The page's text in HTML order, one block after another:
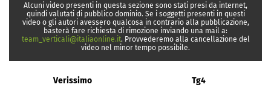
Alcuni video presenti in questa sezione sono stati presi da internet,
quindi valutati di pubblico dominio. Se i soggetti presenti in questi
video o gli autori avessero qualcosa in contrario alla pubblicazione,
basterà fare richiesta di rimozione inviando una mail a:
team_verticali@italiaonline.it. Provvederemo alla cancellazione del
video nel minor tempo possibile.
Verissimo Tg4